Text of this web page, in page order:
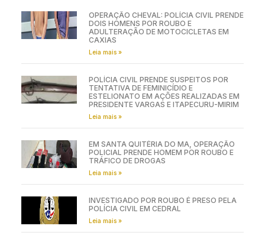
OPERAÇÃO CHEVAL: POLÍCIA CIVIL PRENDE
DOIS HOMENS POR ROUBO E
ADULTERAÇÃO DE MOTOCICLETAS EM
CAXIAS
Leia mais »
POLÍCIA CIVIL PRENDE SUSPEITOS POR
TENTATIVA DE FEMINICÍDIO E
ESTELIONATO EM AÇÕES REALIZADAS EM
PRESIDENTE VARGAS E ITAPECURU-MIRIM
Leia mais »
EM SANTA QUITÉRIA DO MA, OPERAÇÃO
POLICIAL PRENDE HOMEM POR ROUBO E
TRÁFICO DE DROGAS
Leia mais »
INVESTIGADO POR ROUBO É PRESO PELA
POLÍCIA CIVIL EM CEDRAL
Leia mais »